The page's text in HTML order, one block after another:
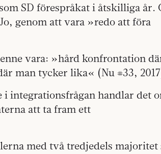
SD förespråkat i åtskilliga år.
genom att vara »redo att föra
vara: »hård konfrontation
man tycker lika« (Nu #33,
integrationsfrågan handlar det
att ta fram ett
med två tredjedels majoritet